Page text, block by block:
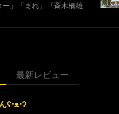
ー」「まれ」『斉木楠雄の
最新レビュー
ʕ•ᴥ•ʔ